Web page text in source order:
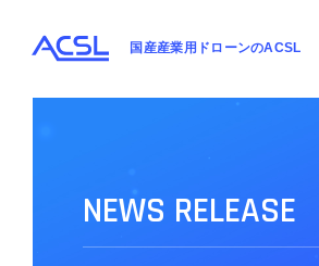
国産産業用ドローンのACSL
NEWS RELEASE